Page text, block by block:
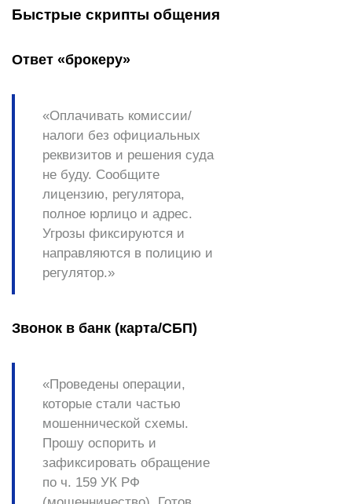
Быстрые скрипты общения
Ответ «брокеру»
«Оплачивать комиссии/
налоги без официальных
реквизитов и решения суда
не буду. Сообщите
лицензию, регулятора,
полное юрлицо и адрес.
Угрозы фиксируются и
направляются в полицию и
регулятор.»
Звонок в банк (карта/СБП)
«Проведены операции,
которые стали частью
мошеннической схемы.
Прошу оспорить и
зафиксировать обращение
по ч. 159 УК РФ